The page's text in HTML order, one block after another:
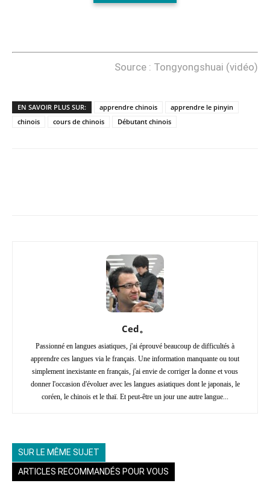
Source : Tongyongshuai (vidéo)
EN SAVOIR PLUS SUR: apprendre chinois
apprendre le pinyin
chinois
cours de chinois Débutant chinois
Ced。
Passionné en langues asiatiques, j'ai éprouvé beaucoup de difficultés à
apprendre ces langues via le français. Une information manquante ou tout
simplement inexistante en français, j'ai envie de corriger la donne et vous
donner l'occasion d'évoluer avec les langues asiatiques dont le japonais, le
coréen, le chinois et le thaï. Et peut-être un jour une autre langue...
SUR LE MÊME SUJET
ARTICLES RECOMMANDÉS POUR VOUS